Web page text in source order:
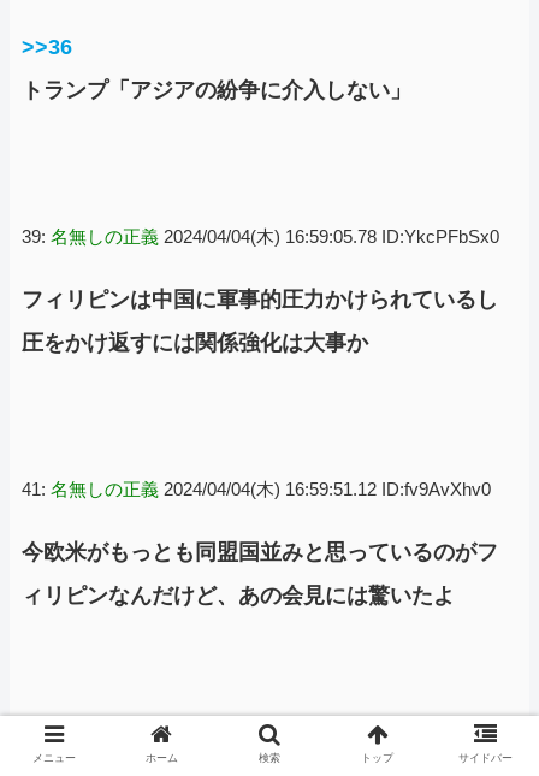
>>36
トランプ「アジアの紛争に介入しない」
39: 名無しの正義 2024/04/04(木) 16:59:05.78 ID:YkcPFbSx0
フィリピンは中国に軍事的圧力かけられているし
圧をかけ返すには関係強化は大事か
41: 名無しの正義 2024/04/04(木) 16:59:51.12 ID:fv9AvXhv0
今欧米がもっとも同盟国並みと思っているのがフ
ィリピンなんだけど、あの会見には驚いたよ
53:名無しの正義 2024/04/04(木) 17:03:54.48 ID:6eiMbmo/0
メニュー ホーム 検索 トップ サイドバー